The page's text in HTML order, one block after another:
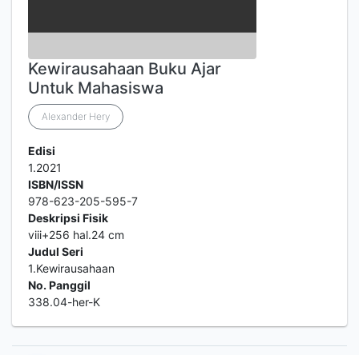
Kewirausahaan Buku Ajar
Untuk Mahasiswa
Alexander Hery
Edisi
1.2021
ISBN/ISSN
978-623-205-595-7
Deskripsi Fisik
viii+256 hal.24 cm
Judul Seri
1.Kewirausahaan
No. Panggil
338.04-her-K